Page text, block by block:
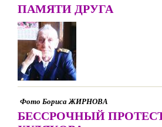
ПАМЯТИ ДРУГА
Фото Бориса ЖИРНОВА
БЕССРОЧНЫЙ